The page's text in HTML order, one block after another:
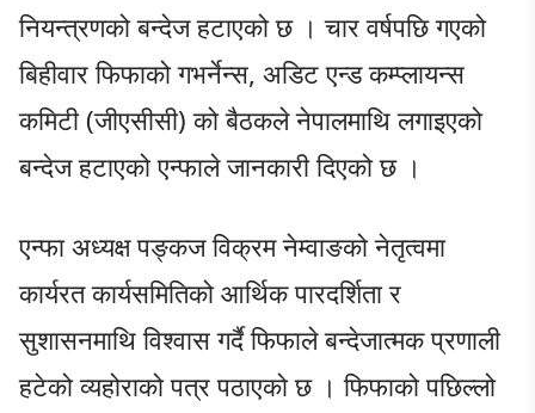
नियन्त्रणको बन्देज हटाएको छ । चार वर्षपछि गएको
बिहीवार फिफाको गभर्नेन्स, अडिट एन्ड कम्प्लायन्स
कमिटी (जीएसीसी) को बैठकले नेपालमाथि लगाइएको
बन्देज हटाएको एन्फाले जानकारी दिएको छ ।
एन्फा अध्यक्ष पङ्कज विक्रम नेम्वाङको नेतृत्वमा
कार्यरत कार्यसमितिको आर्थिक पारदर्शिता र
सुशासनमाथि विश्वास गर्दै फिफाले बन्देजात्मक प्रणाली
हटेको व्यहोराको पत्र पठाएको छ । फिफाको पछिल्लो